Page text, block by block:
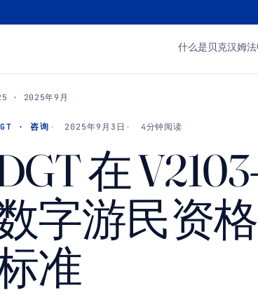
什么是贝克汉姆法
· 2025年9月
· 咨询 2025年9月3日 4分钟阅读
在
字游民资
准